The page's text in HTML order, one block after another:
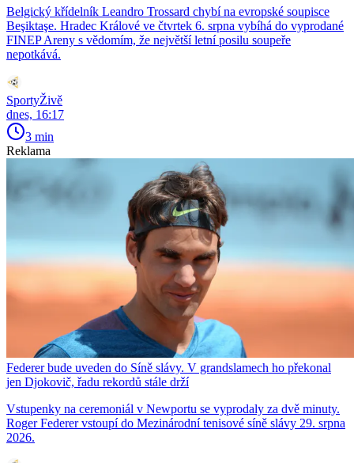
Belgický křídelník Leandro Trossard chybí na evropské soupisce
Beşiktaşe. Hradec Králové ve čtvrtek 6. srpna vybíhá do vyprodané
FINEP Areny s vědomím, že největší letní posilu soupeře
nepotkává.
SportyŽivě
dnes, 16:17
3 min
Reklama
Federer bude uveden do Síně slávy. V grandslamech ho překonal
jen Djokovič, řadu rekordů stále drží
Vstupenky na ceremoniál v Newportu se vyprodaly za dvě minuty.
Roger Federer vstoupí do Mezinárodní tenisové síně slávy 29. srpna
2026.